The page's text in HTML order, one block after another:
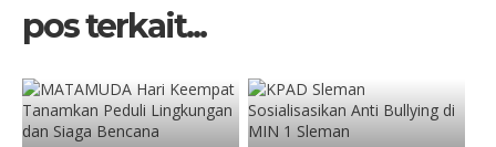
pos terkait...